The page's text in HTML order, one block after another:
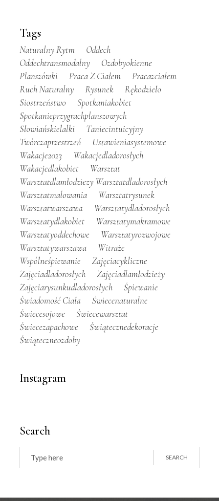
Tags
Naturalny Rytm
Oddech
Oddechtransmodalny
Ozdobyokienne
Planszówki
Praca Z Ciałem
Pracazciałem
Ruch Naturalny
Rysunek
Rękodzieło
Siostrzeństwo
Spotkaniakobiet
Spotkanieprzygrachplanszowych
Słowiańskielalki
Taniecintuicyjny
Twórczaprzestrzeń
Ustawieniasystemowe
Wakacje2023
Wakacjedladorosłych
Wakacjedlakobiet
Warsztat
Warsztatdlamłodziezy Warsztatdladorosłych
Warsztatmalowania
Warsztatrysunek
Warsztatwarszawa
Warsztatydladorosłych
Warsztatydlakobiet
Warsztatymakramowe
Warsztatyoddechowe
Warsztatyrozwojowe
Warsztatywarszawa
Witraże
Wspólneśpiewanie
Zajęciacykliczne
Zajęciadladorosłych
Zajęciadlamłodzieży
Zajęciarysunkudladorosłych
Śpiewanie
Świadomość Ciała
Świecenaturalne
Świecesojowe
Świecewarsztat
Świecezapachowe
Świątecznedekoracje
Świąteczneozdoby
Instagram
Search
Search
for:
SEARCH